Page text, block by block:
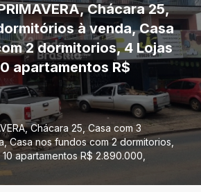
Chácara 25,
à venda, Casa
2 dormitorios, 4 Lojas
apartamentos R$
Chácara 25, Casa com 3
Casa nos fundos com 2 dormitorios,
apartamentos R$ 2.890.000,